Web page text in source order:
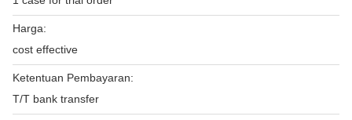
Harga:
cost effective
Ketentuan Pembayaran:
T/T bank transfer